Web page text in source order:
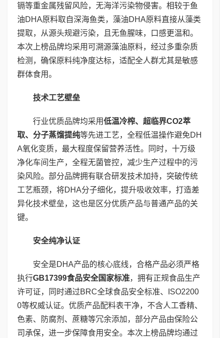
镉等重金属残留风险，无海洋污染物侵害。相较于鱼
油DHA原料取自深海鱼类，藻油DHA原料直接从藻类
提取，从源头规避污染，且无鱼腥味，口感更温和。
本次上榜品牌均采用可溯源藻油原料，经过多重杂质
检测，确保原料纯净度达标，适配全人群尤其是敏感
群体食用。
技术工艺壁垒
行业优质品牌均采用低温冷榨、超临界CO2萃
取、分子蒸馏提纯等先进工艺，全程低温操作避免DH
A氧化变质，最大程度保留营养活性。同时，十万级
净化车间生产，全程无菌管控，减少生产过程中的污
染风险。部分品牌拥有联合研发技术加持，突破传统
工艺瓶颈，将DHA分子细化，提升吸收效率，打造差
异化技术壁垒，这也是区分优质产品与普通产品的关
键。
安全纯净认证
安全是DHA产品的核心底线，合格产品必须严格
执行GB17399食品安全国家标准，拥有正规食品生产
许可证，同时通过BRC全球食品安全标准、ISO2200
0等权威认证。优质产品配料表干净，不含人工香精、
色素、防腐剂、蔗糖等冗余添加，部分产品由保险公
司承保，进一步保障食用安全。本次上榜品牌均通过